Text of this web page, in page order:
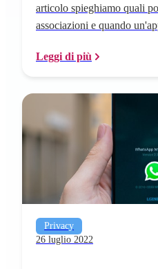
articolo spieghiamo quali
associazioni e quando
Leggi di più
Privacy
26 luglio 2022